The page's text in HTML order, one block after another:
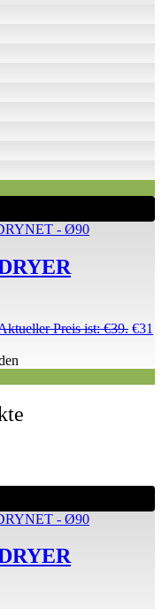
Preis ist: €39. €31